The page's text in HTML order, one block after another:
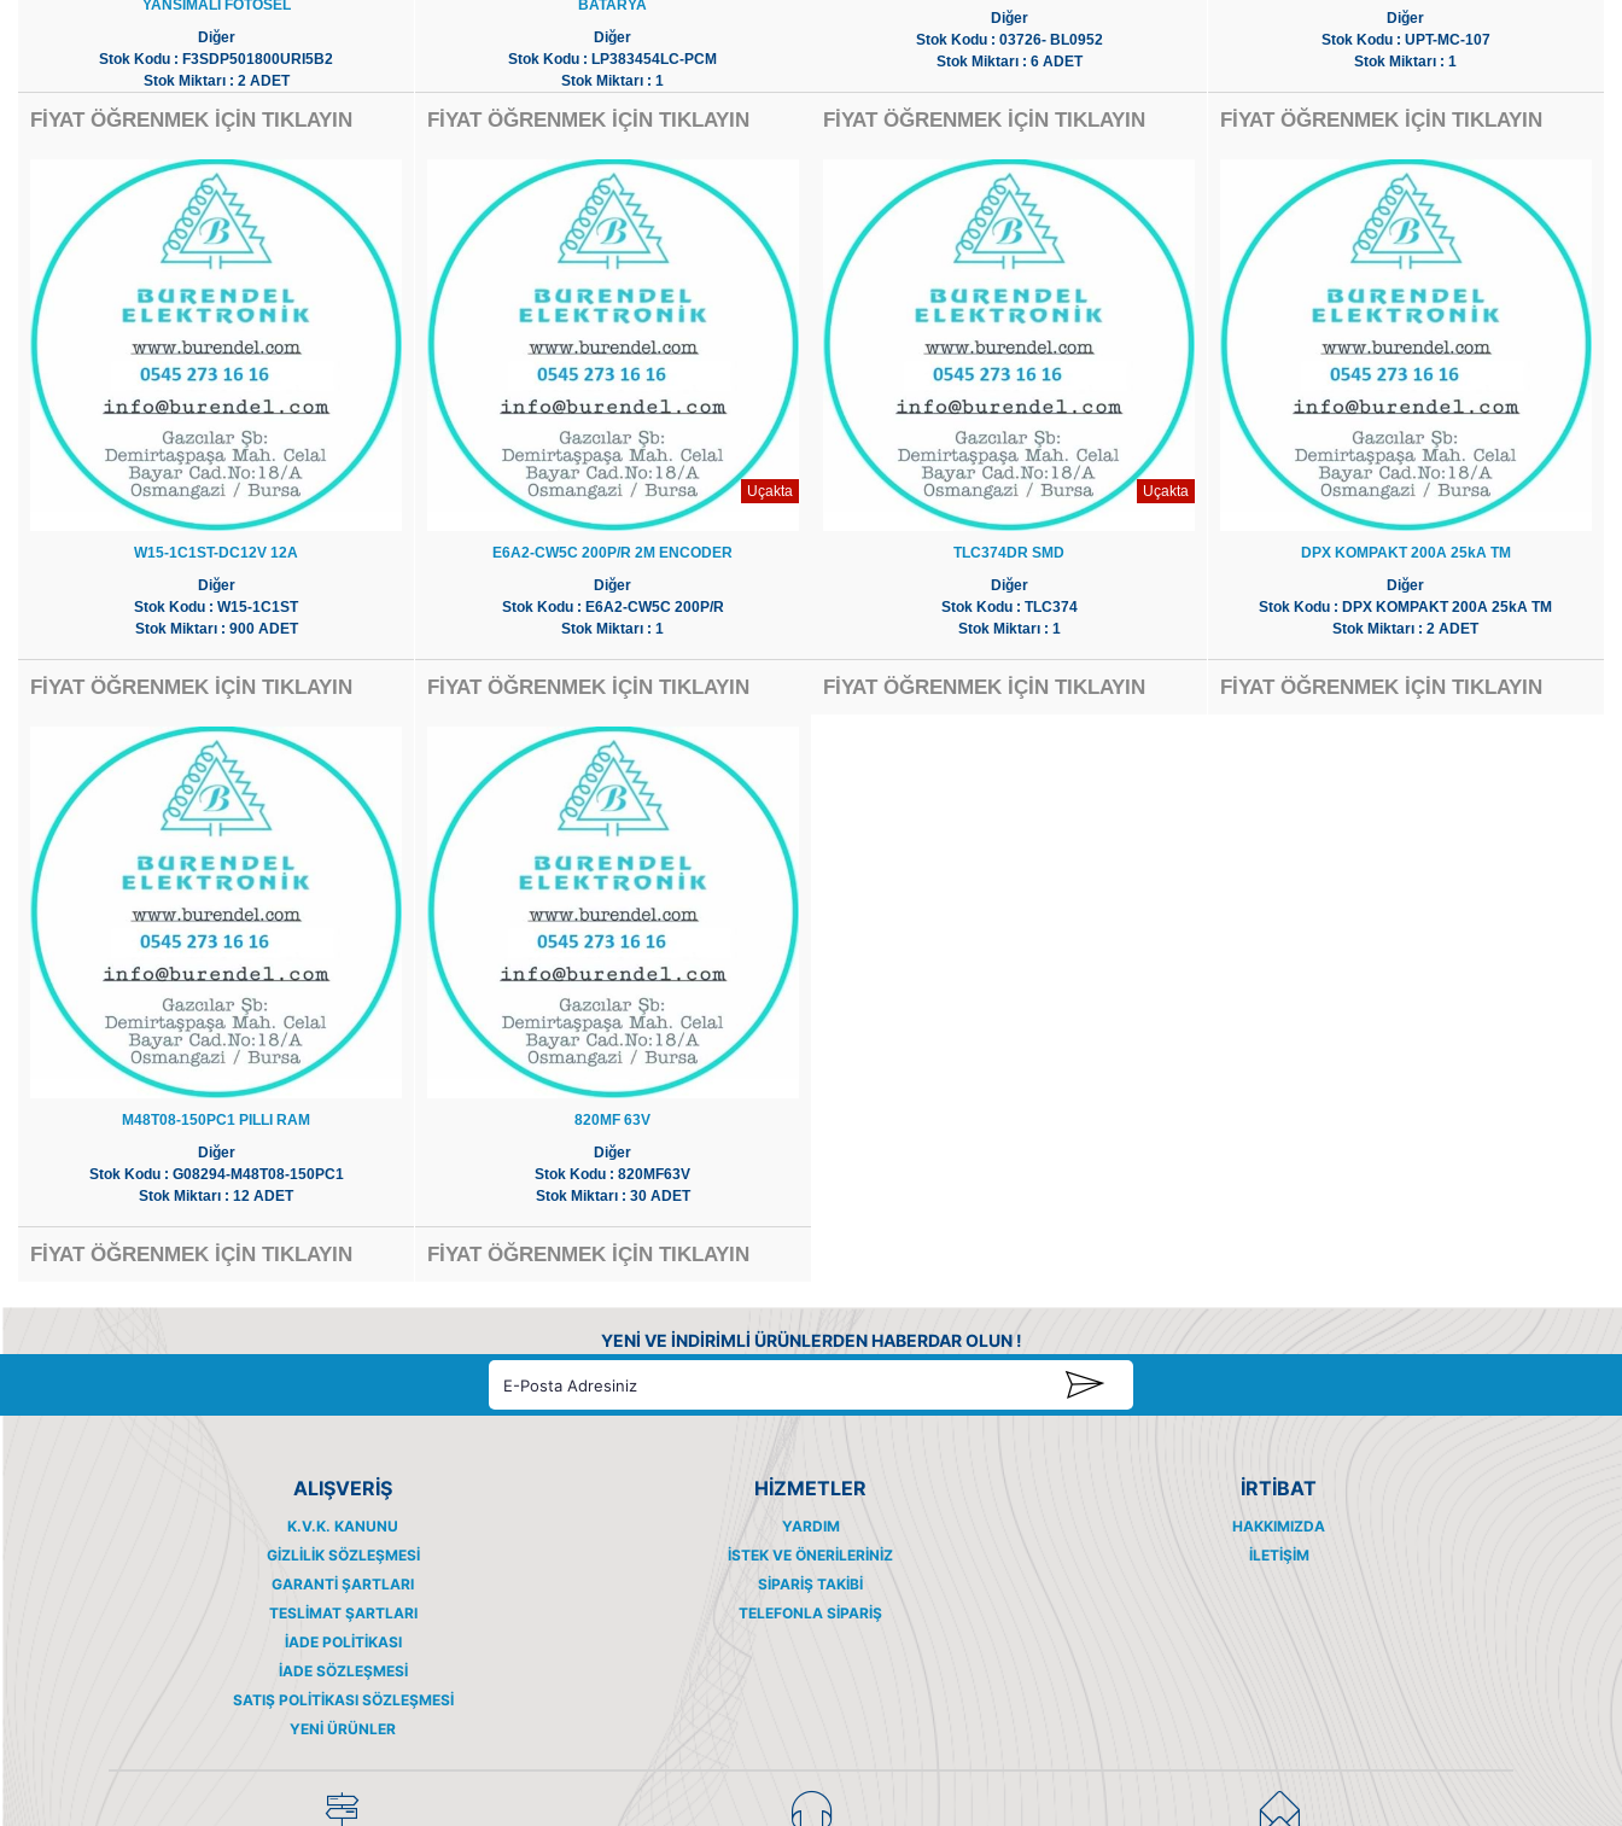
YANSIMALI FOTOSEL
Diğer
Stok Kodu : F3SDP501800URI5B2
Stok Miktarı : 2 ADET
FİYAT ÖĞRENMEK İÇİN TIKLAYIN
BATARYA
Diğer
Stok Kodu : LP383454LC-PCM
Stok Miktarı : 1
FİYAT ÖĞRENMEK İÇİN TIKLAYIN
Diğer
Stok Kodu : 03726- BL0952
Stok Miktarı : 6 ADET
FİYAT ÖĞRENMEK İÇİN TIKLAYIN
Diğer
Stok Kodu : UPT-MC-107
Stok Miktarı : 1
FİYAT ÖĞRENMEK İÇİN TIKLAYIN
W15-1C1ST-DC12V 12A
Diğer
Stok Kodu : W15-1C1ST
Stok Miktarı : 900 ADET
FİYAT ÖĞRENMEK İÇİN TIKLAYIN
Uçakta
E6A2-CW5C 200P/R 2M ENCODER
Diğer
Stok Kodu : E6A2-CW5C 200P/R
Stok Miktarı : 1
FİYAT ÖĞRENMEK İÇİN TIKLAYIN
Uçakta
TLC374DR SMD
Diğer
Stok Kodu : TLC374
Stok Miktarı : 1
FİYAT ÖĞRENMEK İÇİN TIKLAYIN
DPX KOMPAKT 200A 25kA TM
Diğer
Stok Kodu : DPX KOMPAKT 200A 25kA TM
Stok Miktarı : 2 ADET
FİYAT ÖĞRENMEK İÇİN TIKLAYIN
M48T08-150PC1 PILLI RAM
Diğer
Stok Kodu : G08294-M48T08-150PC1
Stok Miktarı : 12 ADET
FİYAT ÖĞRENMEK İÇİN TIKLAYIN
820MF 63V
Diğer
Stok Kodu : 820MF63V
Stok Miktarı : 30 ADET
FİYAT ÖĞRENMEK İÇİN TIKLAYIN
YENİ VE İNDİRİMLİ ÜRÜNLERDEN HABERDAR OLUN !
ALIŞVERİŞ
K.V.K. KANUNU
GIZLILIK SÖZLEŞMESI
GARANTI ŞARTLARI
TESLIMAT ŞARTLARI
İADE POLITIKASI
İADE SÖZLEŞMESI
SATIŞ POLITIKASI SÖZLEŞMESI
YENI ÜRÜNLER
HİZMETLER
YARDIM
İSTEK VE ÖNERILERINIZ
SIPARIŞ TAKIBI
TELEFONLA SIPARIŞ
İRTİBAT
HAKKIMIZDA
İLETIŞIM